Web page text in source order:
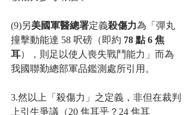
(9)另美國軍醫總署定義殺傷力為「彈丸
撞擊動能達 58 呎磅（即約 78 點 6 焦
耳），則足以使人喪失戰鬥能力」而為
我國聯勤總部軍品鑑測處所引用。
3.然以上「殺傷力」之定義，非但在裁判
上引生爭議（20 焦耳乎？24 焦耳